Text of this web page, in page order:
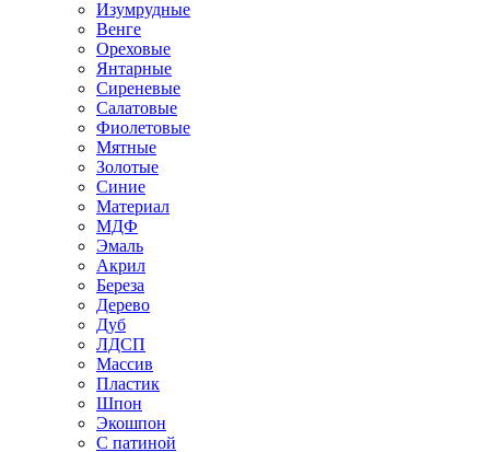
Изумрудные
Венге
Ореховые
Янтарные
Сиреневые
Салатовые
Фиолетовые
Мятные
Золотые
Синие
Материал
МДФ
Эмаль
Акрил
Береза
Дерево
Дуб
ЛДСП
Массив
Пластик
Шпон
Экошпон
С патиной